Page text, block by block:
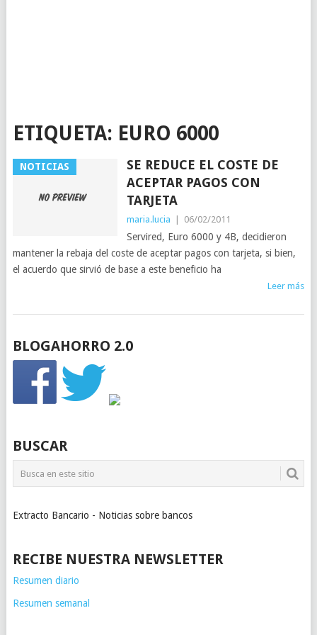
ETIQUETA: EURO 6000
NOTICIAS
SE REDUCE EL COSTE DE
ACEPTAR PAGOS CON
TARJETA
maria.lucia 06/02/2011
Servired, Euro 6000 y 4B, decidieron
mantener la rebaja del coste de aceptar pagos con tarjeta, si bien,
el acuerdo que sirvió de base a este beneficio ha
Leer más
BLOGAHORRO 2.0
BUSCAR
Extracto Bancario - Noticias sobre bancos
RECIBE NUESTRA NEWSLETTER
Resumen diario
Resumen semanal